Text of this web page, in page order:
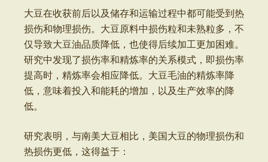
大豆在收获前后以及储存和运输过程中都可能受到热
损伤和物理损伤。大豆原料中损伤粒和未熟粒多，不
仅导致大豆油品质降低，也使得后续加工更加困难。
研究中发现了损伤率和精炼率的关系模式，即损伤率
提高时，精炼率会相应降低。大豆毛油的精炼率降
低，意味着投入和能耗的增加，以及生产效率的降
低。
研究表明，与南美大豆相比，美国大豆的物理损伤和
热损伤更低，这得益于：